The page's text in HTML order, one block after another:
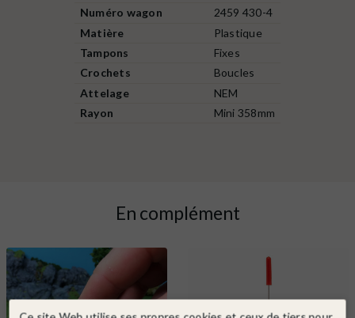
Numéro wagon
2459 430-4
Matière
Plastique
Tampons
Fixes
Crochets
Boucles
Attelage
NEM
Rayon
Mini 358mm
En complément